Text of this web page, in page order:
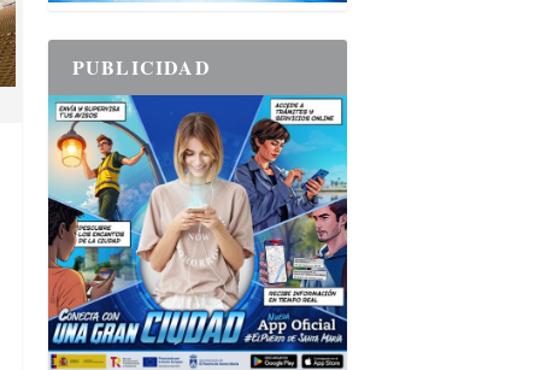
PUBLICIDAD